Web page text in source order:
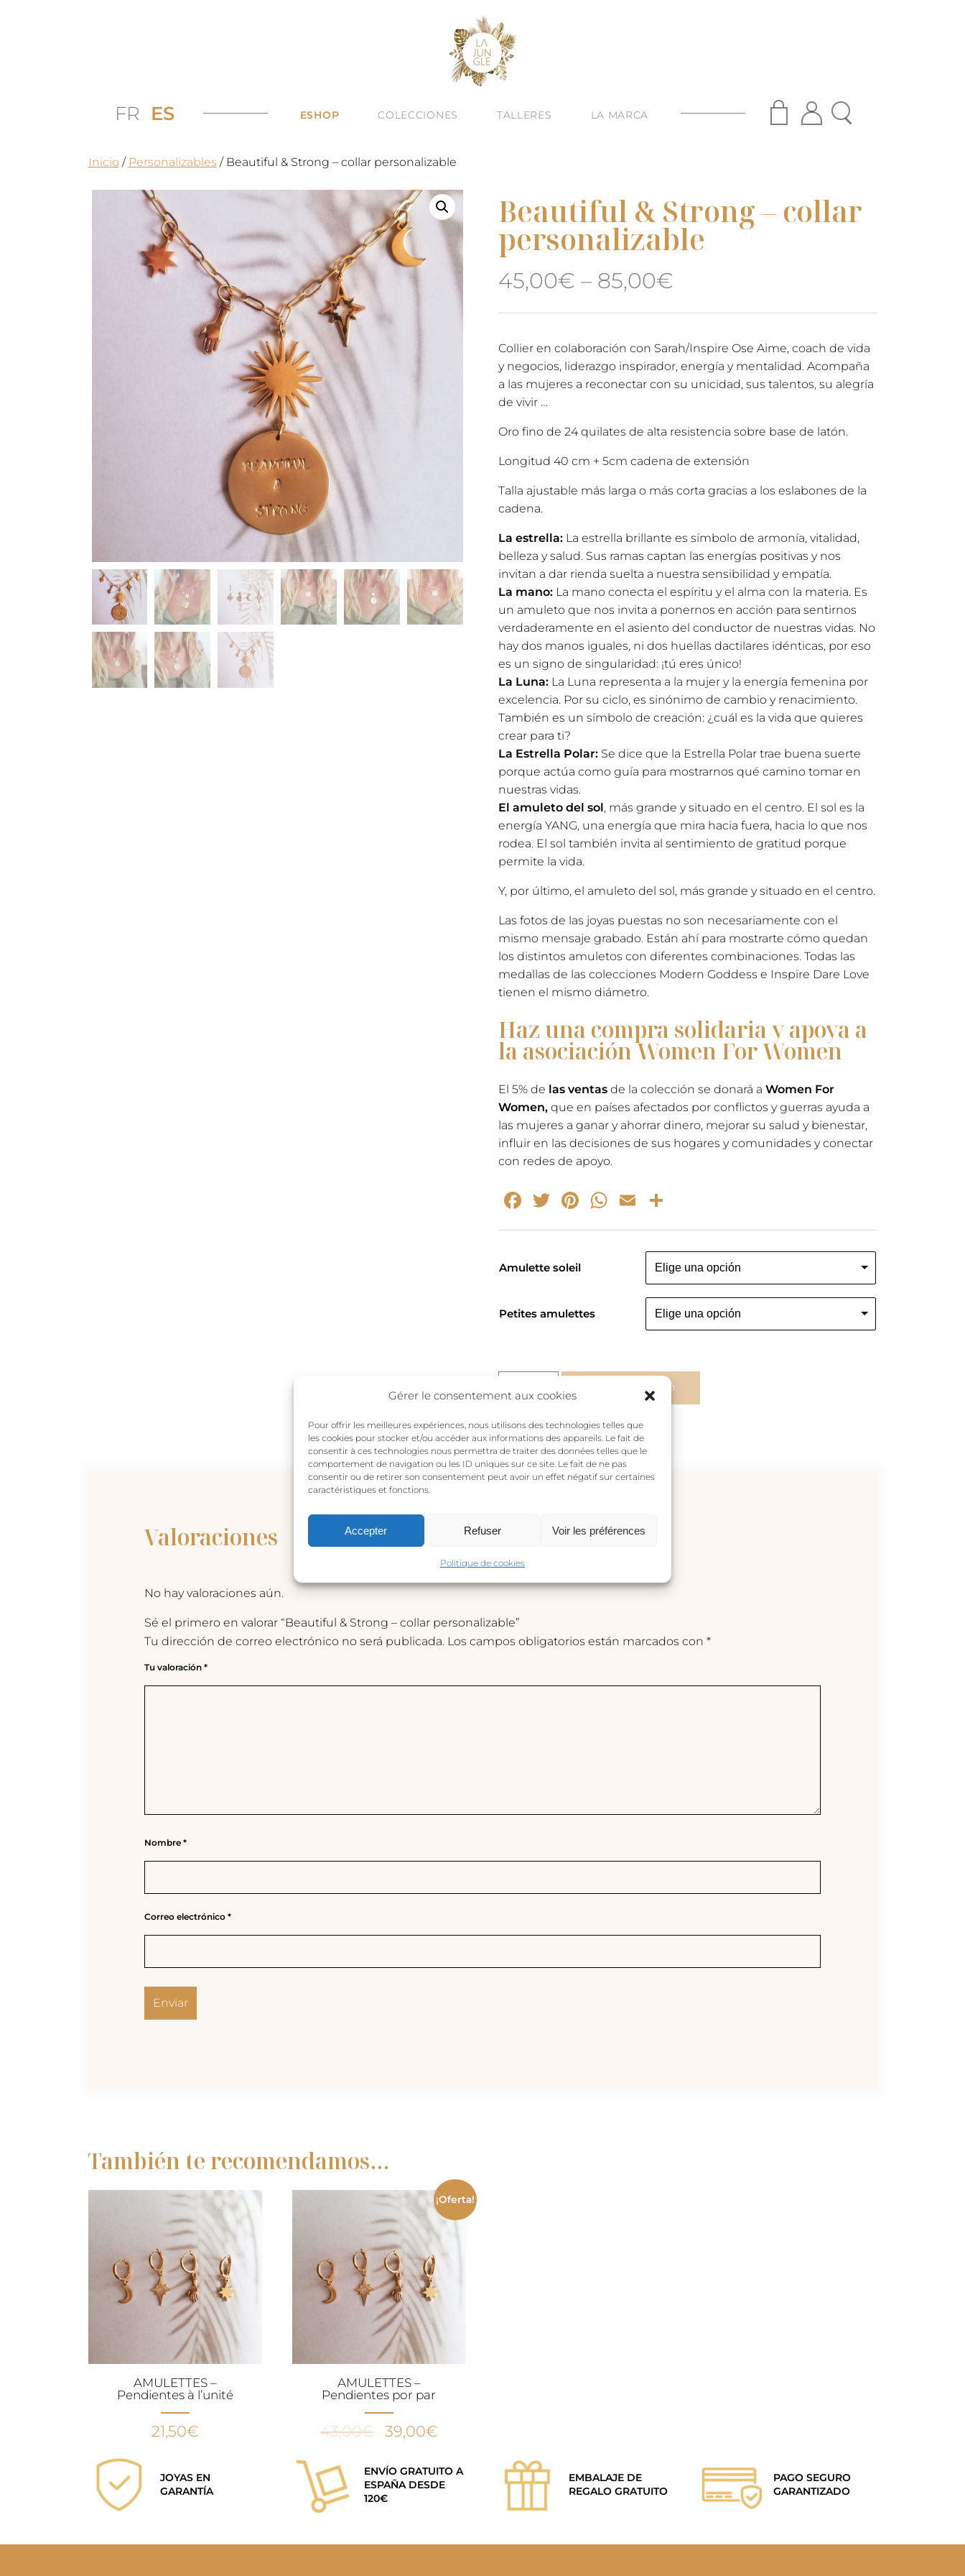
Gérer le consentement aux cookies
Pour offrir les meilleures expériences, nous utilisons des technologies telles que
les cookies pour stocker et/ou accéder aux informations des appareils. Le fait de
consentir à ces technologies nous permettra de traiter des données telles que le
comportement de navigation ou les ID uniques sur ce site. Le fait de ne pas
consentir ou de retirer son consentement peut avoir un effet négatif sur certaines
caractéristiques et fonctions.
Accepter Refuser Voir les préférences
Politique de cookies
FR ES ESHOP COLECCIONES TALLERES LA MARCA
Inicio / Personalizables / Beautiful & Strong – collar personalizable
Beautiful & Strong – collar
personalizable
45,00€ – 85,00€
Collier en colaboración con Sarah/Inspire Ose Aime, coach de vida
y negocios, liderazgo inspirador, energía y mentalidad. Acompaña
a las mujeres a reconectar con su unicidad, sus talentos, su alegría
de vivir …
Oro fino de 24 quilates de alta resistencia sobre base de latón.
Longitud 40 cm + 5cm cadena de extensión
Talla ajustable más larga o más corta gracias a los eslabones de la
cadena.
La estrella:La estrella brillante es símbolo de armonía, vitalidad,
belleza y salud. Sus ramas captan las energías positivas y nos
invitan a dar rienda suelta a nuestra sensibilidad y empatía.
La mano:La mano conecta el espíritu y el alma con la materia. Es
un amuleto que nos invita a ponernos en acción para sentirnos
verdaderamente en el asiento del conductor de nuestras vidas. No
hay dos manos iguales, ni dos huellas dactilares idénticas, por eso
es un signo de singularidad: ¡tú eres único!
La Luna:La Luna representa a la mujer y la energía femenina por
excelencia. Por su ciclo, es sinónimo de cambio y renacimiento.
También es un símbolo de creación: ¿cuál es la vida que quieres
crear para ti?
La Estrella Polar:Se dice que la Estrella Polar trae buena suerte
porque actúa como guía para mostrarnos qué camino tomar en
nuestras vidas.
El amuleto del sol, más grande y situado en el centro. El sol es la
energía YANG, una energía que mira hacia fuera, hacia lo que nos
rodea. El sol también invita al sentimiento de gratitud porque
permite la vida.
Y, por último, el amuleto del sol, más grande y situado en el centro.
Las fotos de las joyas puestas no son necesariamente con el
mismo mensaje grabado. Están ahí para mostrarte cómo quedan
los distintos amuletos con diferentes combinaciones. Todas las
medallas de las colecciones Modern Goddess e Inspire Dare Love
tienen el mismo diámetro.
Haz una compra solidaria y apoya a
la asociación Women For Women
El 5% de las ventasde la colección se donará a Women For
Women,que en países afectados por conflictos y guerras ayuda a
las mujeres a ganar y ahorrar dinero, mejorar su salud y bienestar,
influir en las decisiones de sus hogares y comunidades y conectar
con redes de apoyo.
Facebook
Twitter
Pinterest
WhatsApp
Email
Amulette soleil
Petites amulettes
&
-
collar
personalizable
Añadir al carrito
Valoraciones
No hay valoraciones aún.
Sé el primero en valorar “Beautiful & Strong – collar personalizable”
Tu dirección de correo electrónico no será publicada. Los campos obligatorios están marcados con *
Tu valoración *
Nombre *
Correo electrónico *
También te recomendamos…
AMULETTES –
Pendientes à l’unité
21,50€
¡Oferta!
AMULETTES –
Pendientes por par
43,00€
El
original
era:
43,00€.
39,00€El
actual
es:
JOYAS EN
GARANTÍA
ENVÍO GRATUITO A
ESPAÑA DESDE
120€
EMBALAJE DE
REGALO GRATUITO
PAGO SEGURO
GARANTIZADO